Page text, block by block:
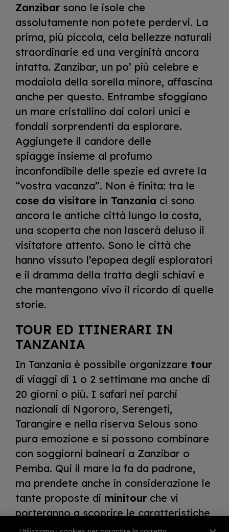
Zanzibar sono le isole che
assolutamente non potete perdervi. La
prima, più piccola, cela bellezze naturali
straordinarie ed una verginità ancora
intatta. Zanzibar, un po’ più celebre e
modaiola della sorella minore, affascina
anche per questo. Entrambe sfoggiano
un mare cristallino dai colori unici e
fondali sorprendenti da esplorare.
Aggiungete il candore delle
spiagge insieme al profumo
inconfondibile delle spezie ed avrete la
“vostra vacanza”. Non è finita: tra le
cose da visitare in Tanzania ci sono
ancora le antiche città lungo la costa,
una scoperta che non lascerà deluso il
visitatore attento. Sono le città che
hanno vissuto l’epopea degli esploratori
e il dramma della tratta degli schiavi e
che mantengono vivo il ricordo di quelle
storie.
TOUR ED ITINERARI IN
TANZANIA
In Tanzania è possibile organizzare tour
di viaggi di 1 o 2 settimane ma anche di
20 giorni o più. I safari nei parchi
nazionali di Ngororo, Serengeti,
Tarangire e nella riserva Selous sono
pura emozione e si possono combinare
con soggiorni balneari a Zanzibar o
Pemba. Qui il mare la fa da padrone,
ma prendete anche in considerazione le
tante proposte di minitour che vi
porteranno a scoprire le caratteristiche
città dell’isola, la baia dei delfini e gli